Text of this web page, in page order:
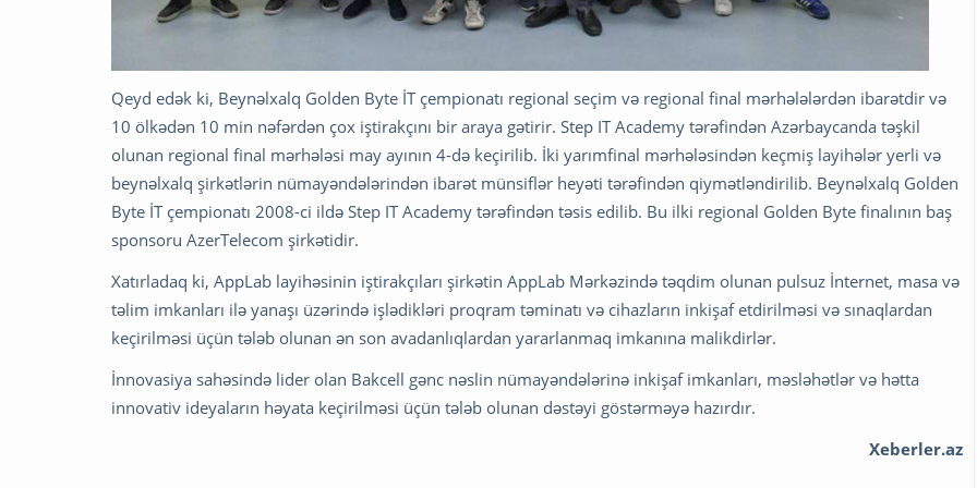
Qeyd edək ki, Beynəlxalq Golden Byte İT çempionatı regional seçim və regional final mərhələlərdən ibarətdir və
10 ölkədən 10 min nəfərdən çox iştirakçını bir araya gətirir. Step IT Academy tərəfindən Azərbaycanda təşkil
olunan regional final mərhələsi may ayının 4-də keçirilib. İki yarımfinal mərhələsindən keçmiş layihələr yerli və
beynəlxalq şirkətlərin nümayəndələrindən ibarət münsiflər heyəti tərəfindən qiymətləndirilib. Beynəlxalq Golden
Byte İT çempionatı 2008-ci ildə Step IT Academy tərəfindən təsis edilib. Bu ilki regional Golden Byte finalının baş
sponsoru AzerTelecom şirkətidir.
Xatırladaq ki, AppLab layihəsinin iştirakçıları şirkətin AppLab Mərkəzində təqdim olunan pulsuz İnternet, masa və
təlim imkanları ilə yanaşı üzərində işlədikləri proqram təminatı və cihazların inkişaf etdirilməsi və sınaqlardan
keçirilməsi üçün tələb olunan ən son avadanlıqlardan yararlanmaq imkanına malikdirlər.
İnnovasiya sahəsində lider olan Bakcell gənc nəslin nümayəndələrinə inkişaf imkanları, məsləhətlər və hətta
innovativ ideyaların həyata keçirilməsi üçün tələb olunan dəstəyi göstərməyə hazırdır.
Xeberler.az